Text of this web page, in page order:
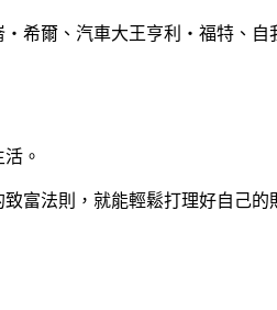
希爾、汽車大王亨利‧福特、自
。
富法則，就能輕鬆打理好自己的